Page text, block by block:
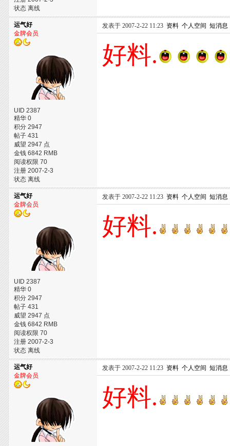
状态 离线
运气好
金牌会员
UID 2387
精华 0
积分 2947
帖子 431
威望 2947 点
金钱 6842 RMB
阅读权限 70
注册 2007-2-3
状态 离线
发表于 2007-2-22 11:23 资料 个人空间 短消息
好料.
运气好
金牌会员
UID 2387
精华 0
积分 2947
帖子 431
威望 2947 点
金钱 6842 RMB
阅读权限 70
注册 2007-2-3
状态 离线
发表于 2007-2-22 11:23 资料 个人空间 短消息
好料.
运气好
金牌会员
发表于 2007-2-22 11:23 资料 个人空间 短消息
好料.